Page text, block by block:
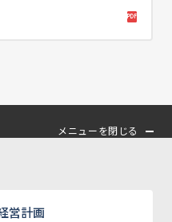
メニューを閉じる
営計画